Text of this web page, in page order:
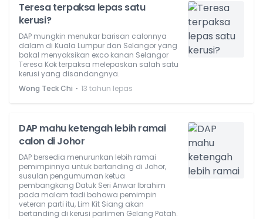
Teresa terpaksa lepas satu
kerusi?
DAP mungkin menukar barisan calonnya
dalam di Kuala Lumpur dan Selangor yang
bakal menyaksikan exco kanan Selangor
Teresa Kok terpaksa melepaskan salah satu
kerusi yang disandangnya.
Wong Teck Chi ⋅ 13 tahun lepas
DAP mahu ketengah lebih ramai
calon di Johor
DAP bersedia menurunkan lebih ramai
pemimpinnya untuk bertanding di Johor,
susulan pengumuman ketua
pembangkang Datuk Seri Anwar Ibrahim
pada malam tadi bahawa pemimpin
veteran parti itu, Lim Kit Siang akan
bertanding di kerusi parlimen Gelang Patah.